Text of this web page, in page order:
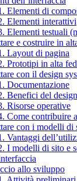
Elementi di
Elementi interattivi
Elementi testuali
e costruire in
Layout di pagina
Prototipi in alta
con il design
Documentazione
Benefici del
Risorse operative
Come contribuire
con i modelli di
Vantaggi
I modelli di sito e
allo sviluppo